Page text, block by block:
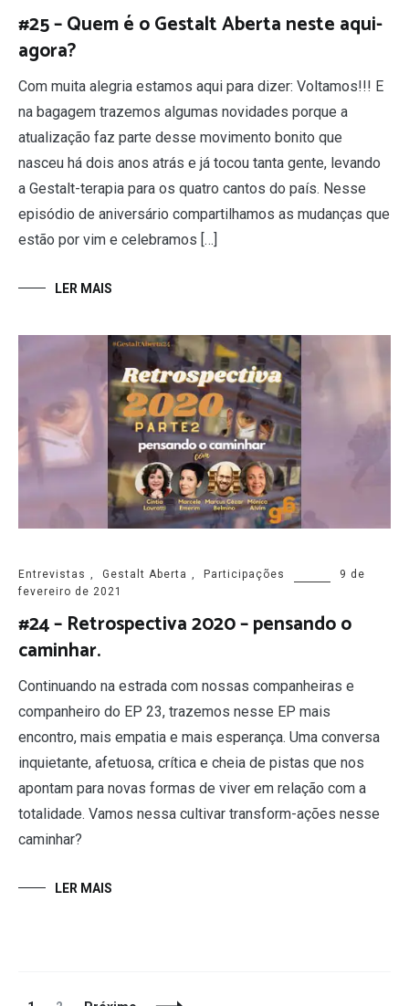
#25 – Quem é o Gestalt Aberta neste aqui-
agora?
Com muita alegria estamos aqui para dizer: Voltamos!!! E
na bagagem trazemos algumas novidades porque a
atualização faz parte desse movimento bonito que
nasceu há dois anos atrás e já tocou tanta gente, levando
a Gestalt-terapia para os quatro cantos do país. Nesse
episódio de aniversário compartilhamos as mudanças que
estão por vim e celebramos […]
LER MAIS
Entrevistas Gestalt Aberta Participações
9 de
fevereiro de 2021
#24 – Retrospectiva 2020 – pensando o
caminhar.
Continuando na estrada com nossas companheiras e
companheiro do EP 23, trazemos nesse EP mais
encontro, mais empatia e mais esperança. Uma conversa
inquietante, afetuosa, crítica e cheia de pistas que nos
apontam para novas formas de viver em relação com a
totalidade. Vamos nessa cultivar transform-ações nesse
caminhar?
LER MAIS